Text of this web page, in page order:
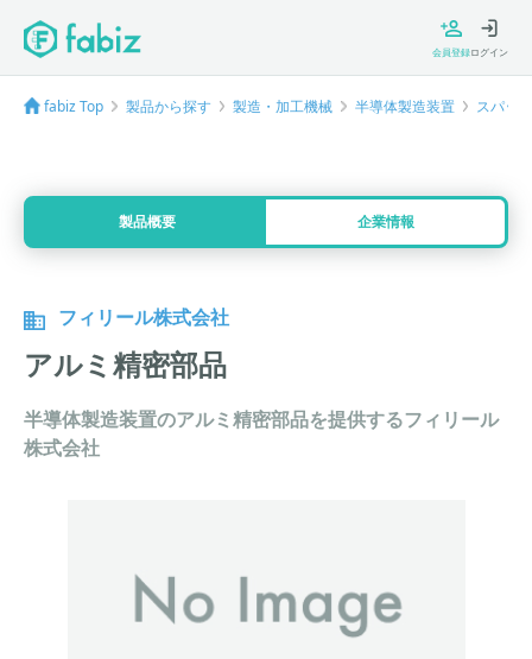
会員登録ログイン
fabiz Top 製品から探す 製造・加工機械 半導体製造装置 スパッ
製品概要 企業情報
フィリール株式会社
アルミ精密部品
半導体製造装置のアルミ精密部品を提供するフィリール
株式会社